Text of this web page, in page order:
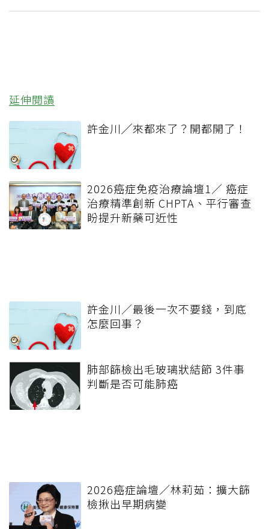
延伸閱讀
許金川╱來都來了？開都開了！
2026癌症免疫治療論壇1／ 癌症
治療精準創新 CHPTA、平行審查
盼提升新藥可近性
許金川／最後一次不要錢，到底
怎麼回事？
肺部篩檢出毛玻璃狀結節 3件事
判斷是否可能肺癌
2026癌症論壇／林莉茹：擴大篩
檢揪出早期病變